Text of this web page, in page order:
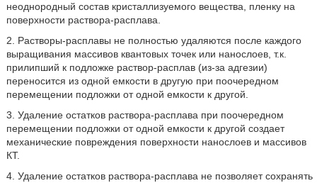
неоднородный состав кристаллизуемого вещества, пленку на
поверхности раствора-расплава.
2. Растворы-расплавы не полностью удаляются после каждого
выращивания массивов квантовых точек или нанослоев, т.к.
прилипший к подложке раствор-расплав (из-за адгезии)
переносится из одной емкости в другую при поочередном
перемещении подложки от одной емкости к другой.
3. Удаление остатков раствора-расплава при поочередном
перемещении подложки от одной емкости к другой создает
механические повреждения поверхности нанослоев и массивов
КТ.
4. Удаление остатков раствора-расплава не позволяет сохранять